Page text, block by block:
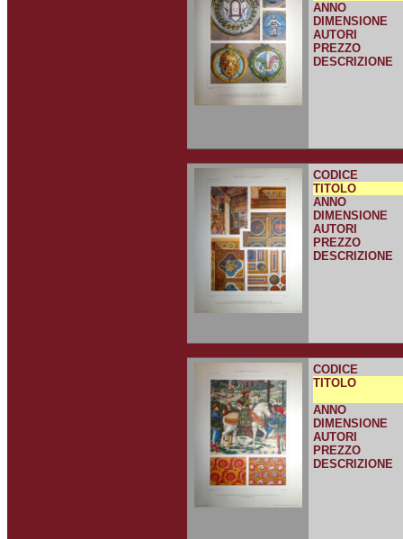
ANNO
DIMENSIONE
AUTORI
PREZZO
DESCRIZIONE
CODICE
TITOLO
ANNO
DIMENSIONE
AUTORI
PREZZO
DESCRIZIONE
CODICE
TITOLO
ANNO
DIMENSIONE
AUTORI
PREZZO
DESCRIZIONE